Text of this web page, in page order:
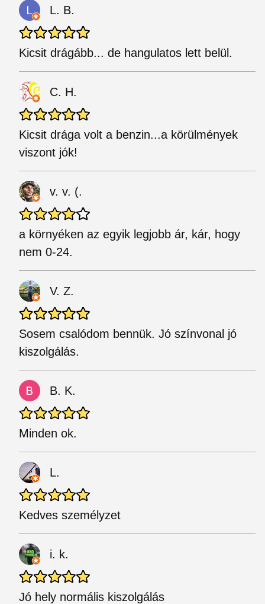
L. B.
Kicsit drágább... de hangulatos lett belül.
C. H.
Kicsit drága volt a benzin...a körülmények
viszont jók!
v. v. (.
a környéken az egyik legjobb ár, kár, hogy
nem 0-24.
V. Z.
Sosem csalódom bennük. Jó színvonal jó
kiszolgálás.
B. K.
Minden ok.
L.
Kedves személyzet
i. k.
Jó hely normális kiszolgálás